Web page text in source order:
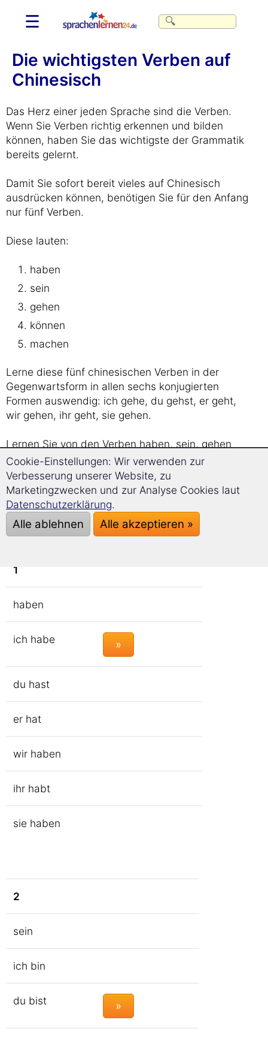
☰
Die wichtigsten Verben auf
Chinesisch
Das Herz einer jeden Sprache sind die Verben.
Wenn Sie Verben richtig erkennen und bilden
können, haben Sie das wichtigste der Grammatik
bereits gelernt.
Damit Sie sofort bereit vieles auf Chinesisch
ausdrücken können, benötigen Sie für den Anfang
nur fünf Verben.
Diese lauten:
haben
sein
gehen
können
machen
Lerne diese fünf chinesischen Verben in der
Gegenwartsform in allen sechs konjugierten
Formen auswendig: ich gehe, du gehst, er geht,
wir gehen, ihr geht, sie gehen.
Lernen Sie von den Verben haben, sein, gehen
und machen zudem die Vergangenheitsform
sowie die Zukunftsform.
Überlegen Sie sich zuerst die Lösung. Klicken
Sie danach die Buttons, um die Lösungen
aufzudecken.
1
haben
ich habe »
du hast
er hat
wir haben
ihr habt
sie haben
2
sein
ich bin
du bist »
Cookie-Einstellungen: Wir verwenden zur
Verbesserung unserer Website, zu
Marketingzwecken und zur Analyse Cookies laut
Datenschutzerklärung.
Alle ablehnen Alle akzeptieren »